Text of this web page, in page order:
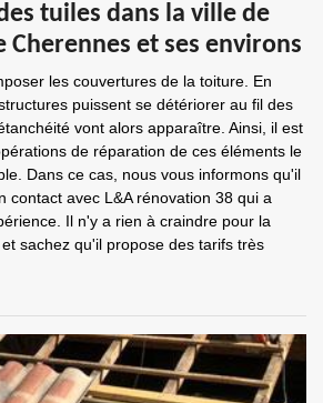
tuiles dans la ville de
Cherennes et ses environs
les couvertures de la toiture. En
puissent se détériorer au fil des
vont alors apparaître. Ainsi, il est
de réparation de ces éléments le
Dans ce cas, nous vous informons qu'il
contact avec L&A rénovation 38 qui a
Il n'y a rien à craindre pour la
sachez qu'il propose des tarifs très